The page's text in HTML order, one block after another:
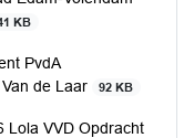
KB
PvdA
de Laar
92 KB
Lola VVD Opdracht